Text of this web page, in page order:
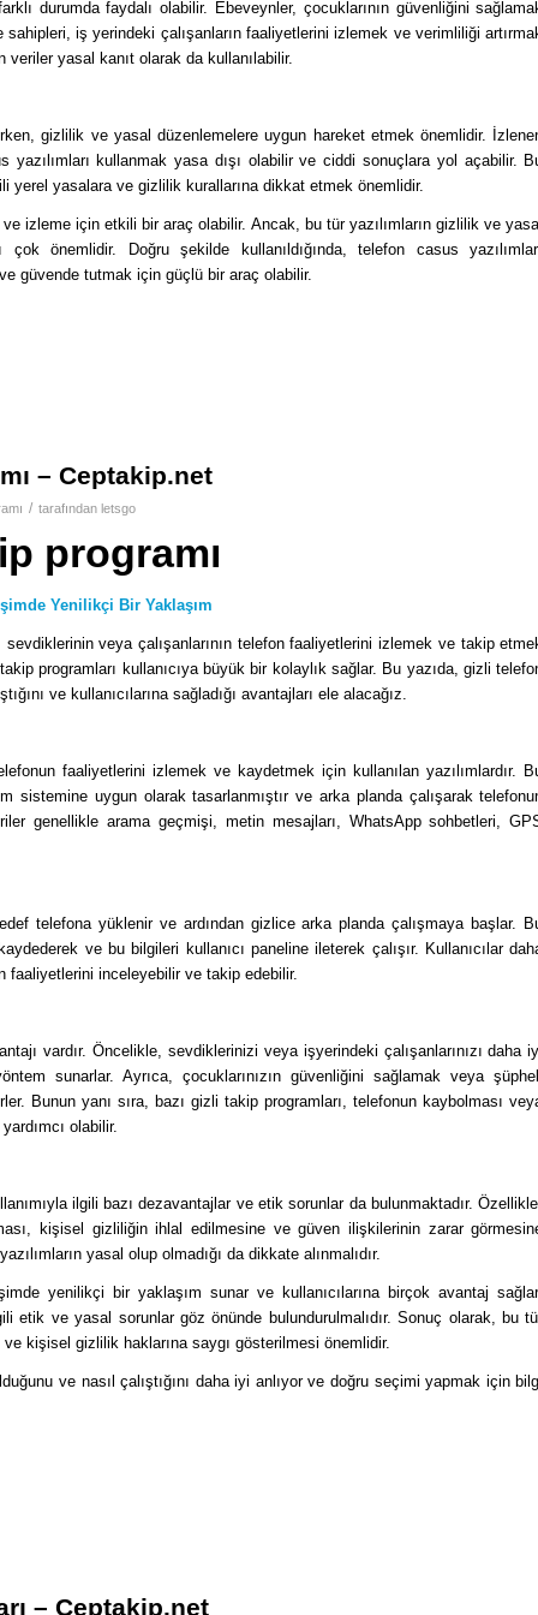
durumda faydalı olabilir. Ebeveynler, çocuklarının güvenliğini
sahipleri, iş yerindeki çalışanların faaliyetlerini izlemek ve verimliliği
veriler yasal kanıt olarak da kullanılabilir.
gizlilik ve yasal düzenlemelere uygun hareket etmek önemlidir.
kullanmak yasa dışı olabilir ve ciddi sonuçlara yol açabilir.
yerel yasalara ve gizlilik kurallarına dikkat etmek önemlidir.
izleme için etkili bir araç olabilir. Ancak, bu tür yazılımların gizlilik ve yasal
çok önemlidir. Doğru şekilde kullanıldığında, telefon casus
güvende tutmak için güçlü bir araç olabilir.
– Ceptakip.net
/ tarafından letsgo
programı
Yenilikçi Bir Yaklaşım
veya çalışanlarının telefon faaliyetlerini izlemek ve takip
programları kullanıcıya büyük bir kolaylık sağlar. Bu yazıda, gizli
ve kullanıcılarına sağladığı avantajları ele alacağız.
faaliyetlerini izlemek ve kaydetmek için kullanılan yazılımlardır.
sistemine uygun olarak tasarlanmıştır ve arka planda çalışarak
genellikle arama geçmişi, metin mesajları, WhatsApp sohbetleri,
telefona yüklenir ve ardından gizlice arka planda çalışmaya başlar.
ve bu bilgileri kullanıcı paneline ileterek çalışır. Kullanıcılar
faaliyetlerini inceleyebilir ve takip edebilir.
vardır. Öncelikle, sevdiklerinizi veya işyerindeki çalışanlarınızı daha
sunarlar. Ayrıca, çocuklarınızın güvenliğini sağlamak veya
Bunun yanı sıra, bazı gizli takip programları, telefonun kaybolması
olabilir.
ilgili bazı dezavantajlar ve etik sorunlar da bulunmaktadır.
kişisel gizliliğin ihlal edilmesine ve güven ilişkilerinin zarar
yasal olup olmadığı da dikkate alınmalıdır.
yenilikçi bir yaklaşım sunar ve kullanıcılarına birçok avantaj
etik ve yasal sorunlar göz önünde bulundurulmalıdır. Sonuç olarak, bu
ve kişisel gizlilik haklarına saygı gösterilmesi önemlidir.
ve nasıl çalıştığını daha iyi anlıyor ve doğru seçimi yapmak için
– Ceptakip.net